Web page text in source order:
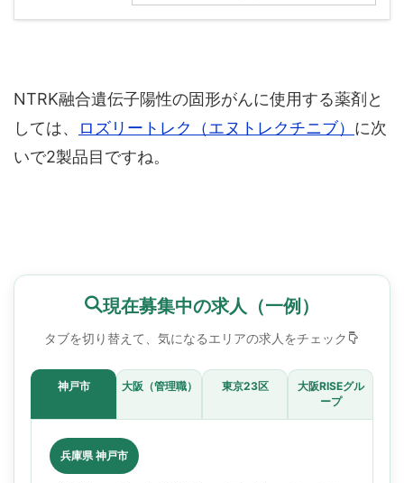
NTRK融合遺伝子陽性の固形がんに使用する薬剤と
しては、
ロズリートレク（エヌトレクチニブ） に次
いで2製品目ですね。
現在募集中の求人（一例）
タブを切り替えて、気になるエリアの求人をチェック
神戸市 大阪（管理職） 東京23区
大阪RISEグル
ープ
兵庫県 神戸市